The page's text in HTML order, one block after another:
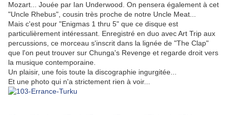
Mozart... Jouée par Ian Underwood. On pensera également à cet
"Uncle Rhebus", cousin très proche de notre Uncle Meat...
Mais c'est pour "Enigmas 1 thru 5" que ce disque est
particulièrement intéressant. Enregistré en duo avec Art Trip aux
percussions, ce morceau s'inscrit dans la lignée de "The Clap"
que l'on peut trouver sur Chunga's Revenge et regarde droit vers
la musique contemporaine.
Un plaisir, une fois toute la discographie ingurgitée...
Et une photo qui n'a strictement rien à voir...